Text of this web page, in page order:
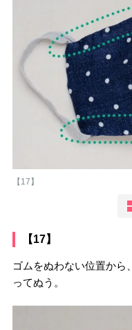
【17】
【17】
ゴムをぬわない位置から
ってぬう。